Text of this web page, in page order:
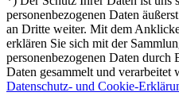
personenbezogenen Daten
an Dritte weiter. Mit dem
erklären Sie sich mit der
personenbezogenen Daten
Daten gesammelt und verarbeitet
Datenschutz- und Cookie-